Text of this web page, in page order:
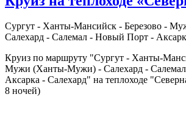
Сургут - Ханты-Мансийск - Березово -
Салехард - Салемал - Новый Порт -
Круиз по маршруту "Сургут - Ханты-
Мужи (Ханты-Мужи) - Салехард -
Аксарка - Салехард" на теплоходе
8 ночей)